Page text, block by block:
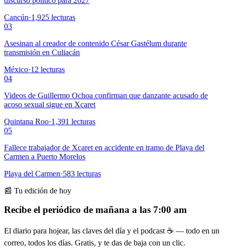
Cancún·1,925 lecturas
03
Asesinan al creador de contenido César Gastélum durante
transmisión en Culiacán
México·12 lecturas
04
Videos de Guillermo Ochoa confirman que danzante acusado de
acoso sexual sigue en Xcaret
Quintana Roo·1,391 lecturas
05
Fallece trabajador de Xcaret en accidente en tramo de Playa del
Carmen a Puerto Morelos
Playa del Carmen·583 lecturas
📰 Tu edición de hoy
Recibe el periódico de mañana a las 7:00 am
El diario para hojear, las claves del día y el podcast ☕ — todo en un
correo, todos los días. Gratis, y te das de baja con un clic.